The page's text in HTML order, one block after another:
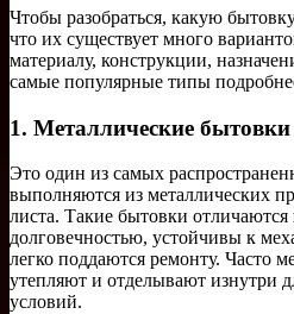
Чтобы разобраться, какую
что их существует много
материалу, конструкции,
самые популярные типы
1. Металлические бытовки
Это один из самых
выполняются из металлических
листа. Такие бытовки
долговечностью, устойчивы к
легко поддаются ремонту. Часто
утепляют и отделывают изнутри
условий.